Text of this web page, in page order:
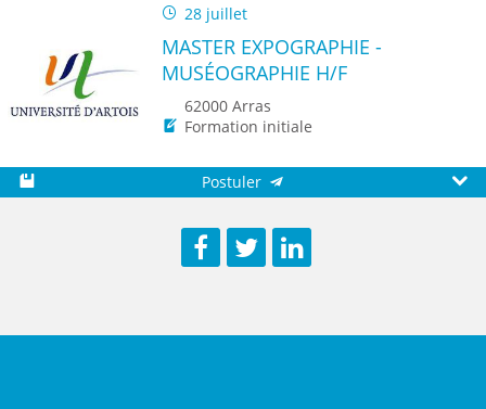
28 juillet
MASTER EXPOGRAPHIE -
MUSÉOGRAPHIE H/F
62000 Arras
Formation initiale
Postuler